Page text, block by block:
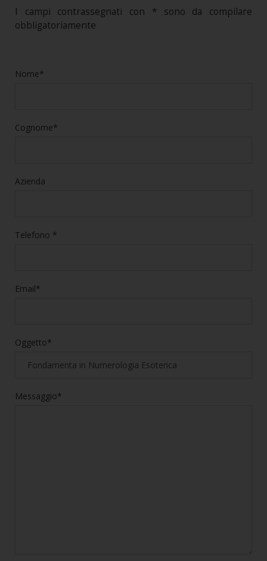
I campi contrassegnati con * sono da compilare
obbligatoriamente
Nome*
Cognome*
Azienda
Telefono *
Email*
Oggetto*
Messaggio*